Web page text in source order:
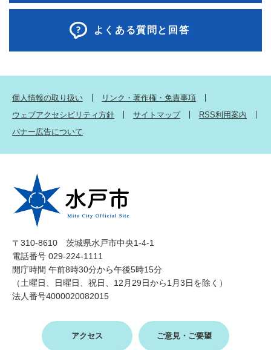
よくある質問と回答
個人情報の取り扱い
リンク・著作権・免責事項
ウェブアクセシビリティ方針
サイトマップ
RSS利用案内
バナー広告について
〒310-8610 茨城県水戸市中央1-4-1
電話番号 029-224-1111
開庁時間 午前8時30分から午後5時15分
（土曜日、日曜日、祝日、12月29日から1月3日を除く）
法人番号4000020082015
アクセス ご意見・ご要望